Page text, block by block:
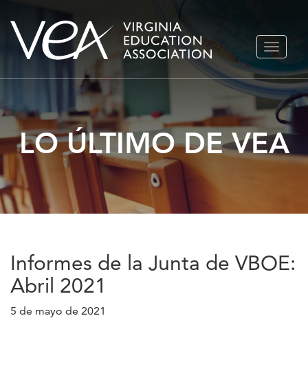
Ir
LO ÚLTIMO DE VEA
Informes de la Junta de VBOE:
Abril 2021
5 de mayo de 2021